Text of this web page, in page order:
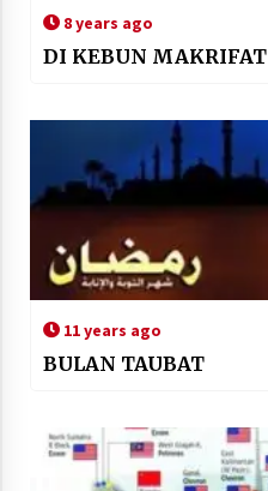
8 years ago
DI KEBUN MAKRIFAT
11 years ago
BULAN TAUBAT